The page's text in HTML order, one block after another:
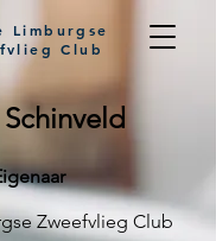
Limburgse
Club
Zweefvlieg Club